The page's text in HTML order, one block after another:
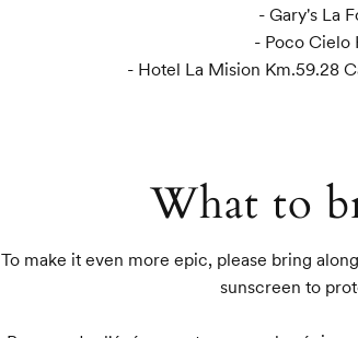
- Gary's La
- Poco Cielo
- Hotel La Mision Km.59.28
What to
To make it even more epic, please bring
sunscreen to